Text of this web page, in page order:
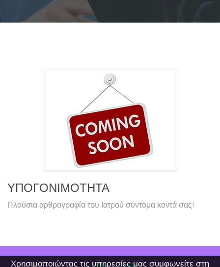
Χρησιμοποιώντας τις υπηρεσίες μας συμφωνείτε στη
ΥΠΟΓΟΝΙΜΟΤΗΤΑ
Πλούσια αρθρογραφία του Ιατρού σύντομα κοντά σας!